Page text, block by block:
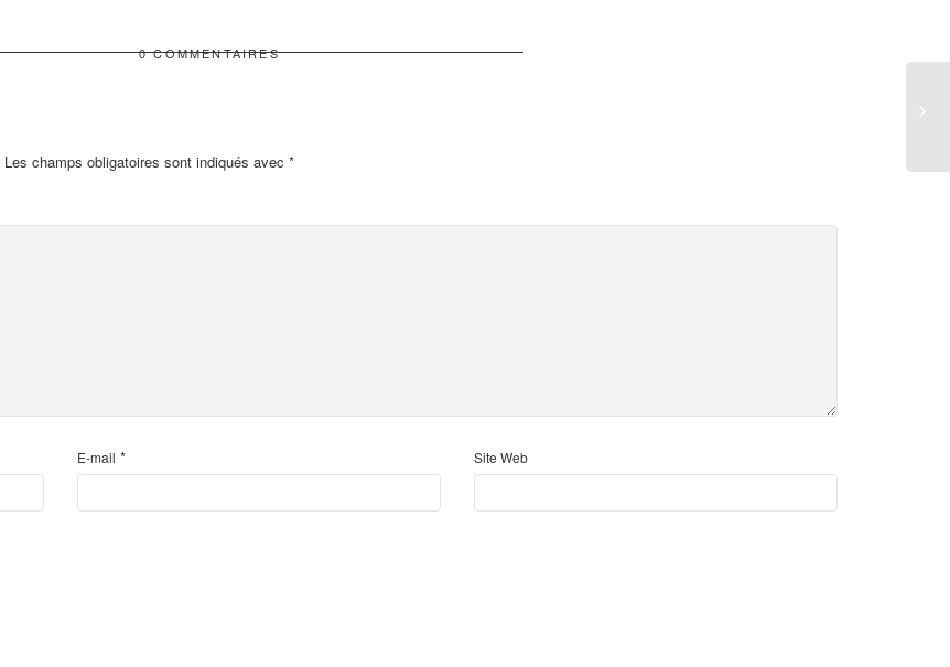
0 COMMENTAIRES
Les champs obligatoires sont indiqués avec *
E-mail * Site Web